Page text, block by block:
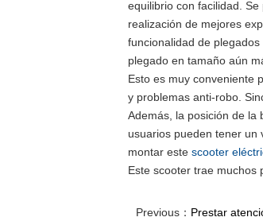
equilibrio con facilidad.
realización de mejores
funcionalidad de
plegado en tamaño aún
Esto es muy conveniente
y problemas anti-robo.
Además, la posición de la
usuarios pueden tener un
montar este scooter
Este scooter trae muchos
Previous： Prestar